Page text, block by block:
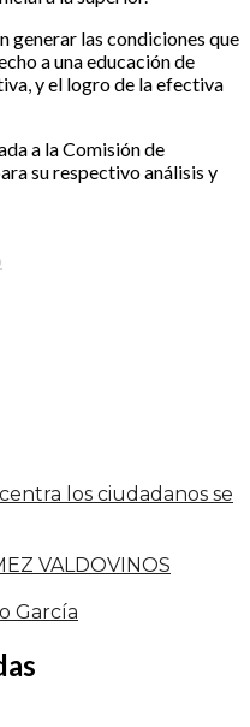
generar las condiciones que
a una educación de
y el logro de la efectiva
a la Comisión de
su respectivo análisis y
los ciudadanos se
VALDOVINOS
García